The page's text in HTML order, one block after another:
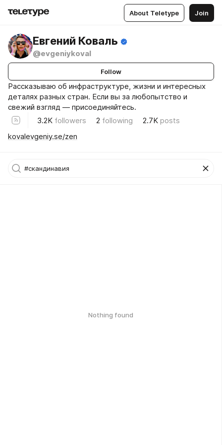
About Teletype Join
Евгений Коваль
@evgeniykoval
Follow
Рассказываю об инфраструктуре, жизни и интересных
деталях разных стран. Если вы за любопытство и
свежий взгляд — присоединяйтесь.
3.2K followers 2 following 2.7K posts
kovalevgeniy.se/zen
Nothing found